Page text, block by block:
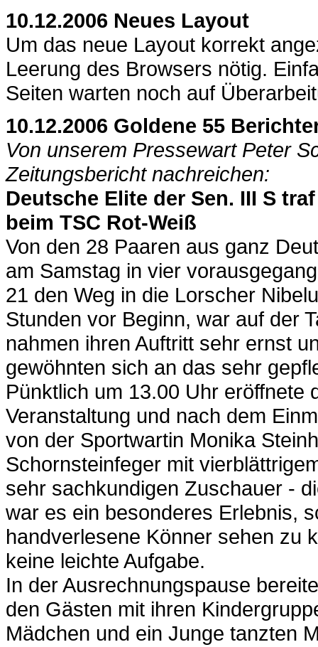
10.12.2006 Neues Layout
Um das neue Layout korrekt
Leerung des Browsers nötig.
Seiten warten noch auf
10.12.2006 Goldene 55
Von unserem Pressewart Peter
Zeitungsbericht nachreichen:
Deutsche Elite der Sen. III S
beim TSC Rot-Weiß
Von den 28 Paaren aus ganz
am Samstag in vier
21 den Weg in die Lorscher
Stunden vor Beginn, war auf der
nahmen ihren Auftritt sehr ernst
gewöhnten sich an das sehr
Pünktlich um 13.00 Uhr eröffnete
Veranstaltung und nach dem
von der Sportwartin Monika
Schornsteinfeger mit
sehr sachkundigen Zuschauer -
war es ein besonderes Erlebnis,
handverlesene Könner sehen zu
keine leichte Aufgabe.
In der Ausrechnungspause
den Gästen mit ihren
Mädchen und ein Junge tanzten